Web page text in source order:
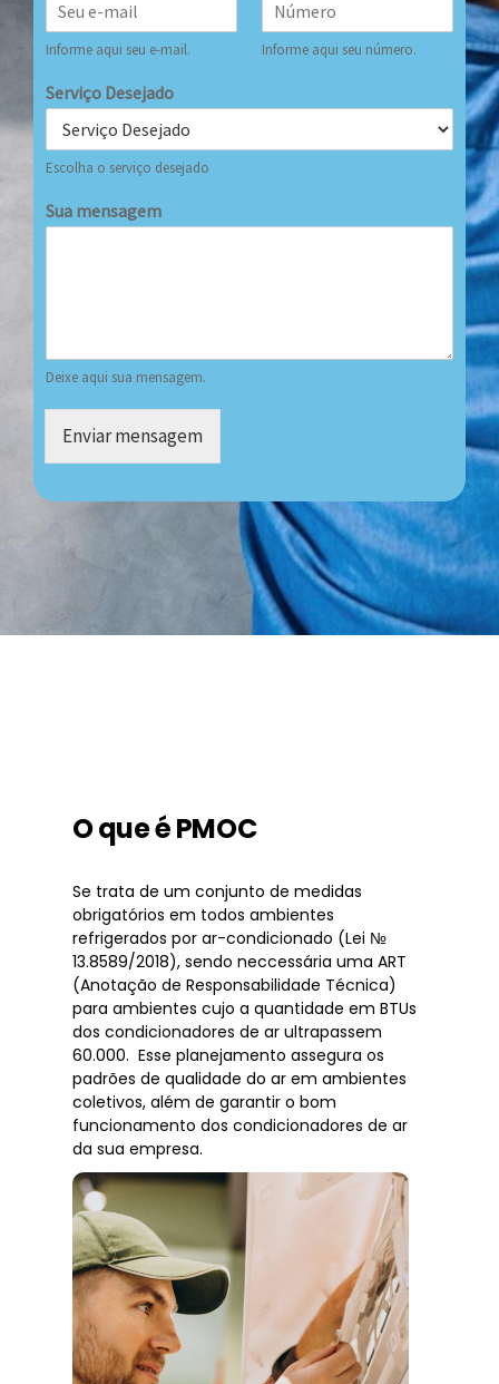
Informe aqui seu e-mail. Informe aqui seu número.
Serviço Desejado
Escolha o serviço desejado
Sua mensagem
Deixe aqui sua mensagem.
Enviar mensagem
O que é PMOC
Se trata de um conjunto de medidas
obrigatórios em todos ambientes
refrigerados por ar-condicionado (Lei №
13.8589/2018), sendo neccessária uma ART
(Anotação de Responsabilidade Técnica)
para ambientes cujo a quantidade em BTUs
dos condicionadores de ar ultrapassem
60.000. Esse planejamento assegura os
padrões de qualidade do ar em ambientes
coletivos, além de garantir o bom
funcionamento dos condicionadores de ar
da sua empresa.